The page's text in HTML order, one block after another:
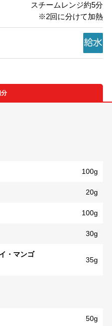
スチームレンジ約5分
※2回に分けて加熱
100g
20g
100g
30g
・マンゴ
35g
50g